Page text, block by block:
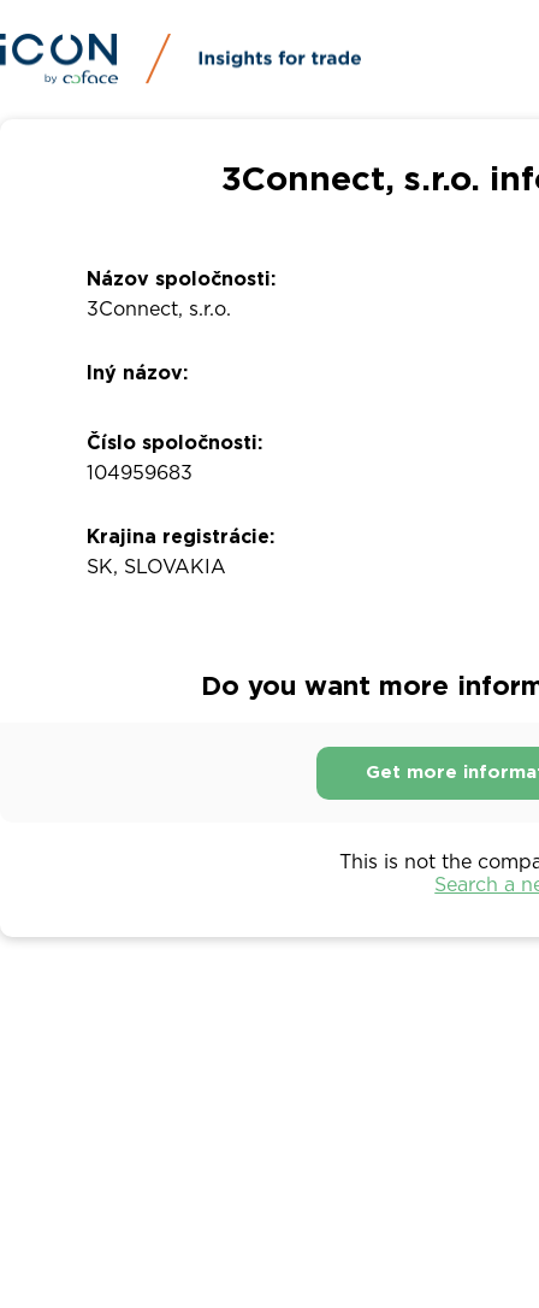
3Connect, s.r.o.
Názov spoločnosti:
3Connect, s.r.o.
Iný názov:
Číslo spoločnosti:
104959683
Krajina registrácie:
SK, SLOVAKIA
Do you want more
Get more
This is not the
Search a